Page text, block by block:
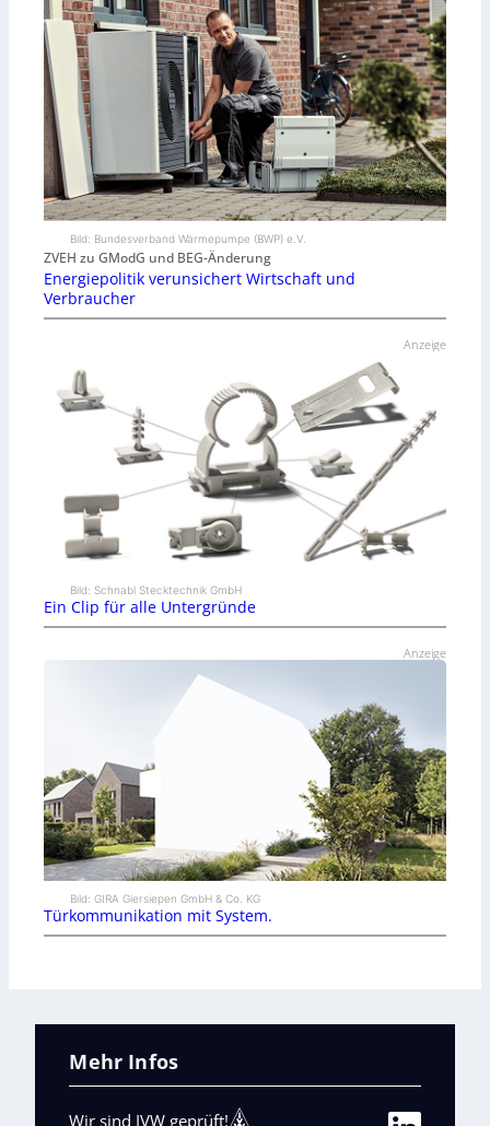
Bild: Bundesverband Wärmepumpe (BWP) e.V.
ZVEH zu GModG und BEG-Änderung
Energiepolitik verunsichert Wirtschaft und
Verbraucher
Anzeige
Bild: Schnabl Stecktechnik GmbH
Ein Clip für alle Untergründe
Anzeige
Bild: GIRA Giersiepen GmbH & Co. KG
Türkommunikation mit System.
Mehr Infos
Wir sind IVW geprüft!